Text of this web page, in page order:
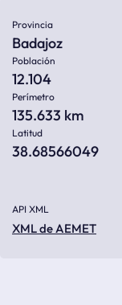
Provincia
Badajoz
Población
12.104
Perímetro
135.633 km
Latitud
38.68566049
API XML
XML de AEMET